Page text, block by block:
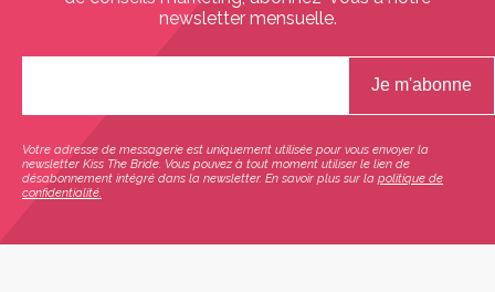
newsletter mensuelle.
Votre adresse de messagerie est uniquement utilisée pour vous envoyer la
newsletter Kiss The Bride. Vous pouvez à tout moment utiliser le lien de
désabonnement intégré dans la newsletter. En savoir plus sur la politique de
confidentialité.